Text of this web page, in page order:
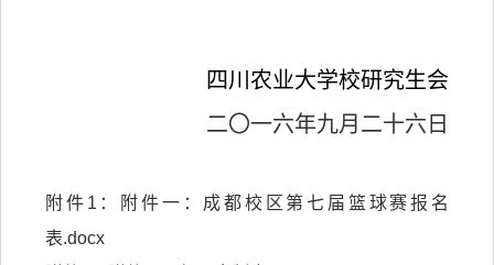
四川农业大学校研究生会
二〇一六年九月二十六日
附件1：
附件一：成都校区第七届篮球赛报名
表.docx